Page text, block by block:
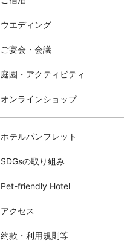
ウエディング
ご宴会・会議
庭園・アクティビティ
オンラインショップ
ホテルパンフレット
SDGsの取り組み
Pet-friendly Hotel
アクセス
約款・利用規則等